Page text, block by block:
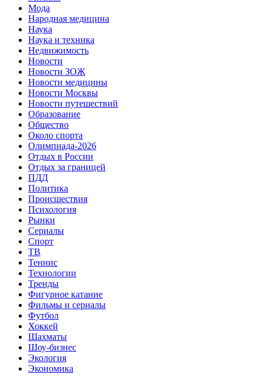
Мода
Народная медицина
Наука
Наука и техника
Недвижимость
Новости
Новости ЗОЖ
Новости медицины
Новости Москвы
Новости путешествий
Образование
Общество
Около спорта
Олимпиада-2026
Отдых в России
Отдых за границей
ПДД
Политика
Происшествия
Психология
Рынки
Сериалы
Спорт
ТВ
Теннис
Технологии
Тренды
Фигурное катание
Фильмы и сериалы
Футбол
Хоккей
Шахматы
Шоу-бизнес
Экология
Экономика